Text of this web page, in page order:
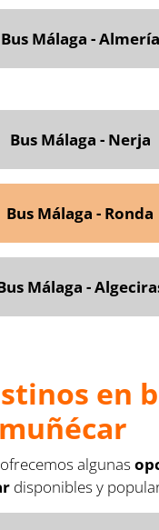
Bus Málaga - Almería
Bus Málaga - Nerja
Bus Málaga - Ronda
Málaga -
en
algunas
disponibles y